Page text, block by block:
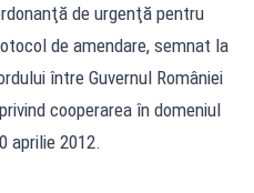
de urgenţă pentru
de amendare, semnat la
între Guvernul României
cooperarea în domeniul
aprilie 2012.